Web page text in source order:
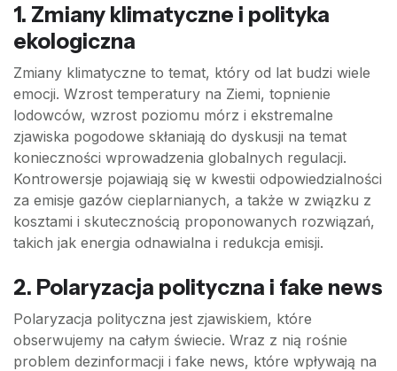
1. Zmiany klimatyczne i polityka
ekologiczna
Zmiany klimatyczne to temat, który od lat budzi wiele
emocji. Wzrost temperatury na Ziemi, topnienie
lodowców, wzrost poziomu mórz i ekstremalne
zjawiska pogodowe skłaniają do dyskusji na temat
konieczności wprowadzenia globalnych regulacji.
Kontrowersje pojawiają się w kwestii odpowiedzialności
za emisje gazów cieplarnianych, a także w związku z
kosztami i skutecznością proponowanych rozwiązań,
takich jak energia odnawialna i redukcja emisji.
2. Polaryzacja polityczna i fake news
Polaryzacja polityczna jest zjawiskiem, które
obserwujemy na całym świecie. Wraz z nią rośnie
problem dezinformacji i fake news, które wpływają na